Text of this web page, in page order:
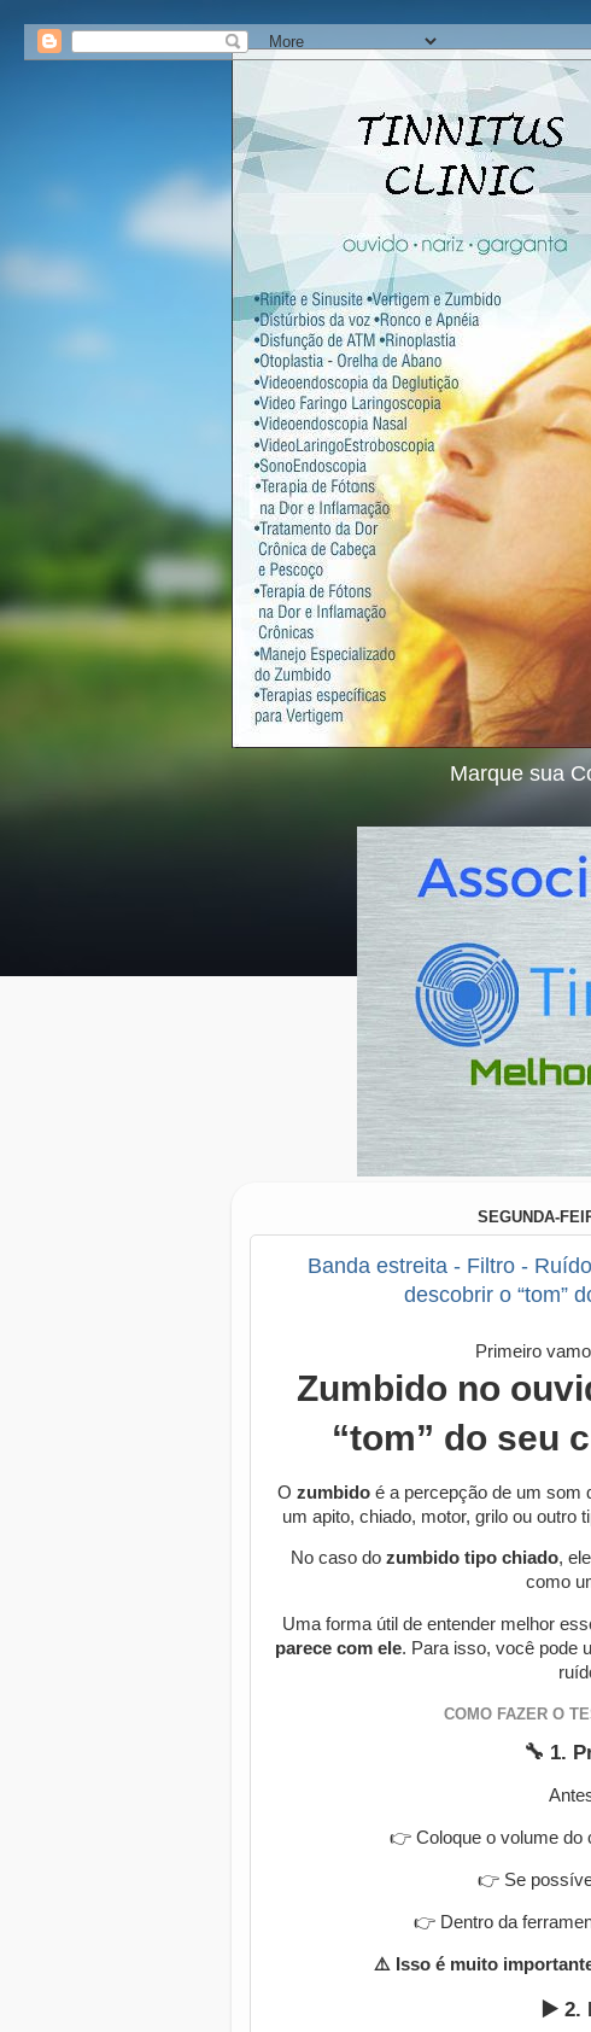
Marque sua
SEGUNDA-
Banda estreita - Filtro -
descobrir o “tom”
Primeiro
Zumbido no
“tom” do seu
O zumbido é a percepção de um som
um apito, chiado, motor, grilo ou outro
No caso do zumbido tipo chiado,
como
Uma forma útil de entender melhor
parece com ele. Para isso, você pode
COMO FAZER O
🔧 1.
👉 Coloque o volume do
👉 Se
👉 Dentro da
⚠️ Isso é muito
▶️ 2.